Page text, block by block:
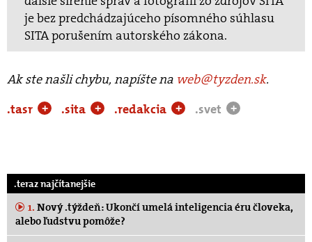
je bez predchádzajúceho písomného súhlasu
SITA porušením autorského zákona.
Ak ste našli chybu, napíšte na web@tyzden.sk.
.tasr
+ .sita + .redakcia + .svet +
.teraz najčítanejšie
1. Nový .týždeň: Ukončí umelá inteligencia éru človeka,
alebo ľudstvu pomôže?